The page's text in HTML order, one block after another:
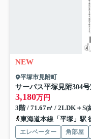
NEW
平塚市見附町
サーパス平塚見附304
3,180万円
3階 / 71.67㎡ / 2LDK＋S(
東海道本線「平塚」駅
エレベーター 角部屋